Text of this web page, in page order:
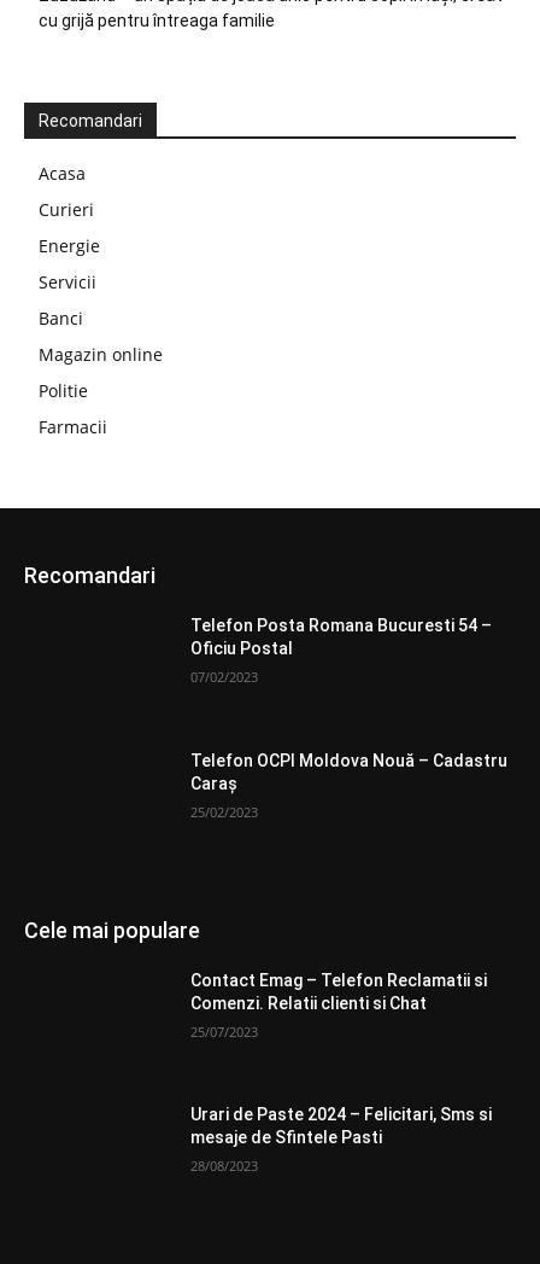
cu grijă pentru întreaga familie
Recomandari
Acasa
Curieri
Energie
Servicii
Banci
Magazin online
Politie
Farmacii
Recomandari
Telefon Posta Romana Bucuresti 54 –
Oficiu Postal
07/02/2023
Telefon OCPI Moldova Nouă – Cadastru
Caraş
25/02/2023
Cele mai populare
Contact Emag – Telefon Reclamatii si
Comenzi. Relatii clienti si Chat
25/07/2023
Urari de Paste 2024 – Felicitari, Sms si
mesaje de Sfintele Pasti
28/08/2023